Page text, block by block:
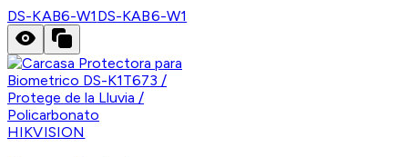
DS-KAB6-W1 DS-KAB6-W1
HIKVISION